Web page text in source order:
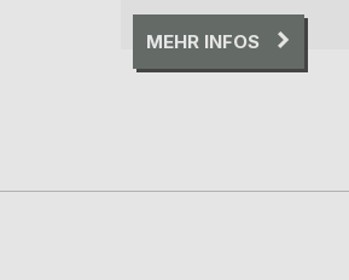
MEHR INFOS